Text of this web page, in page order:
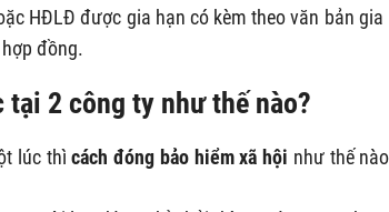
HĐLĐ được gia hạn có kèm theo văn bản gia
đồng.
2 công ty như thế nào?
lúc thìcách đóng bảo hiểm xã hội như thế